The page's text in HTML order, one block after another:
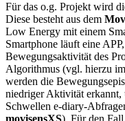
Für das o.g. Projekt wird
Diese besteht aus dem
Low Energy mit einem
Smartphone läuft eine
Bewegungsaktivität des
Algorithmus (vgl. hierzu
werden die
niedriger Aktivität erkannt,
Schwellen e-diary-